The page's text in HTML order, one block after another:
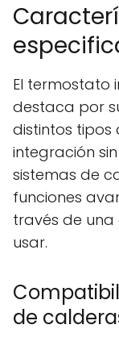
El termostato
destaca por
distintos tipos
integración
sistemas de
funciones
través de
usar.
de